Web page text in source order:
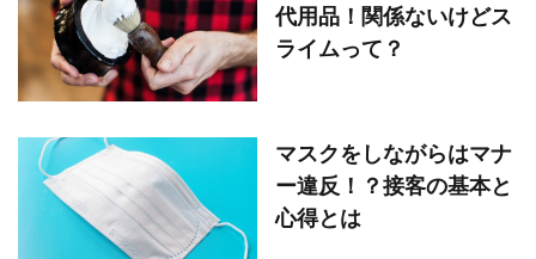
代用品！関係ないけどス
ライムって？
マスクをしながらはマナ
ー違反！？接客の基本と
心得とは